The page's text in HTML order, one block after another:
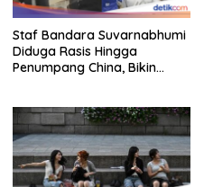
Staf Bandara Suvarnabhumi
Diduga Rasis Hingga
Penumpang China, Bikin